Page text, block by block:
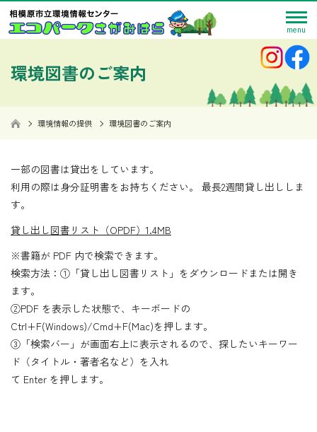
menu
開館時間 9:00～17:00閉館日：毎週木曜日
アクセス
お問い合わせ
ホーム
ご利用案内
環境活動の支援
環境情報の提供
環境図書のご案内
環境情報の提供 環境図書のご案内
一部の図書は貸出をしています。
利用の際は身分証明書をお持ちください。 最長2週間貸し出ししま
す。
貸し出し図書リスト（OPDF）1.4MB
※書籍が PDF 内で検索できます。
検索方法：①「貸し出し図書リスト」をダウンロードまたは開き
ます。
②PDF を表示した状態で、キーボードの
Ctrl+F(Windows)/Cmd+F(Mac)を押します。
③「検索バー」が画面右上に表示されるので、探したいキーワー
ド（タイトル・著者名など）を入れ
て Enter を押します。